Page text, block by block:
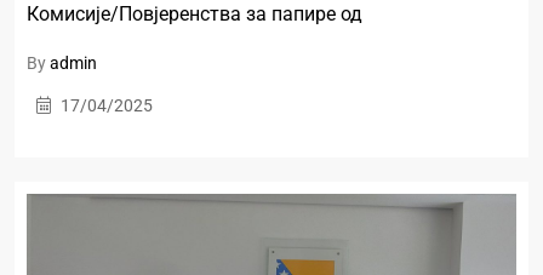
Комисије/Повјеренства за папире од
Byadmin
17/04/2025